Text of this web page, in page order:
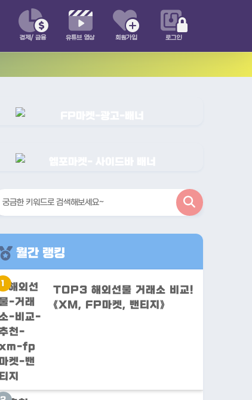
경제/ 금융 유튜브 영상 회원가입 로그인
월간 랭킹
TOP3 해외선물 거래소 비교!
《XM, FP마켓, 밴티지》